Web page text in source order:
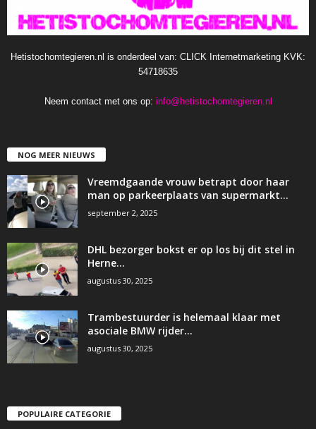
Hetistochomtegieren.nl is onderdeel van: CLICK Internetmarketing KVK:
54718635
Neem contact met ons op: info@hetistochomtegieren.nl
NOG MEER NIEUWS
Vreemdgaande vrouw betrapt door haar
man op parkeerplaats van supermarkt…
september 2, 2025
DHL bezorger bokst er op los bij dit stel in
Herne…
augustus 30, 2025
Trambestuurder is helemaal klaar met
asociale BMW rijder…
augustus 30, 2025
POPULAIRE CATEGORIE